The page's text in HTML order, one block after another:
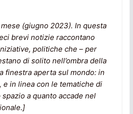
(giugno 2023). In questa
brevi notizie raccontano
politiche che – per
di solito nell’ombra della
finestra aperta sul mondo: in
e in linea con le tematiche di
spazio a quanto accade nel